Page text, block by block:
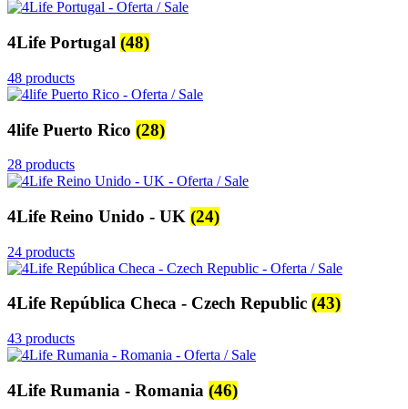
4Life Portugal (48)
48 products
4life Puerto Rico (28)
28 products
4Life Reino Unido - UK (24)
24 products
4Life República Checa - Czech Republic (43)
43 products
4Life Rumania - Romania (46)